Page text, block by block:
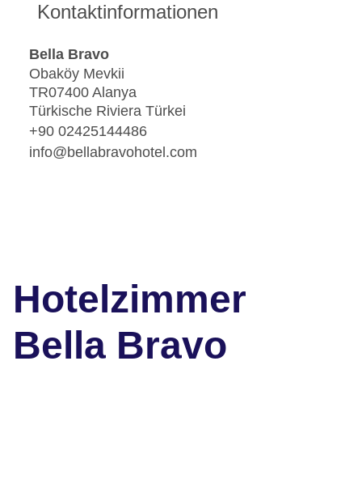
Kontaktinformationen
Bella Bravo
Obaköy Mevkii
TR07400 Alanya
Türkische Riviera Türkei
+90 02425144486
info@bellabravohotel.com
Hotelzimmer
Bella Bravo